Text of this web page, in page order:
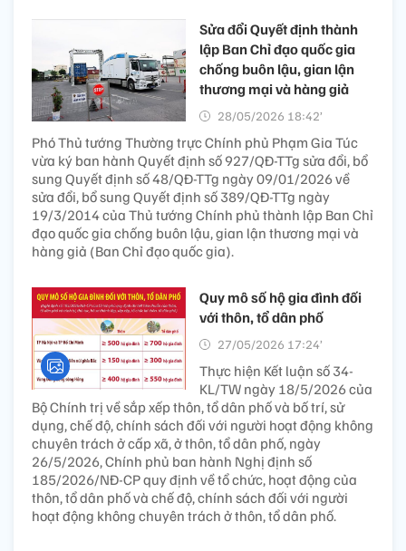
Sửa đổi Quyết định thành
lập Ban Chỉ đạo quốc gia
chống buôn lậu, gian lận
thương mại và hàng giả
28/05/2026 18:42’
Phó Thủ tướng Thường trực Chính phủ Phạm Gia Túc
vừa ký ban hành Quyết định số 927/QĐ-TTg sửa đổi, bổ
sung Quyết định số 48/QĐ-TTg ngày 09/01/2026 về
sửa đổi, bổ sung Quyết định số 389/QĐ-TTg ngày
19/3/2014 của Thủ tướng Chính phủ thành lập Ban Chỉ
đạo quốc gia chống buôn lậu, gian lận thương mại và
hàng giả (Ban Chỉ đạo quốc gia).
Quy mô số hộ gia đình đối
với thôn, tổ dân phố
27/05/2026 17:24’
Thực hiện Kết luận số 34-
KL/TW ngày 18/5/2026 của
Bộ Chính trị về sắp xếp thôn, tổ dân phố và bố trí, sử
dụng, chế độ, chính sách đối với người hoạt động không
chuyên trách ở cấp xã, ở thôn, tổ dân phố, ngày
26/5/2026, Chính phủ ban hành Nghị định số
185/2026/NĐ-CP quy định về tổ chức, hoạt động của
thôn, tổ dân phố và chế độ, chính sách đối với người
hoạt động không chuyên trách ở thôn, tổ dân phố.